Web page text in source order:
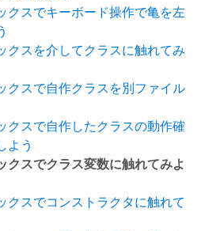
クスでキーボード操作で亀を左
クスを介してクラスに触れてみ
クスで自作クラスを別ファイル
クスで自作したクラスの動作確
よう
クスでクラス変数に触れてみよ
クスでコンストラクタに触れて